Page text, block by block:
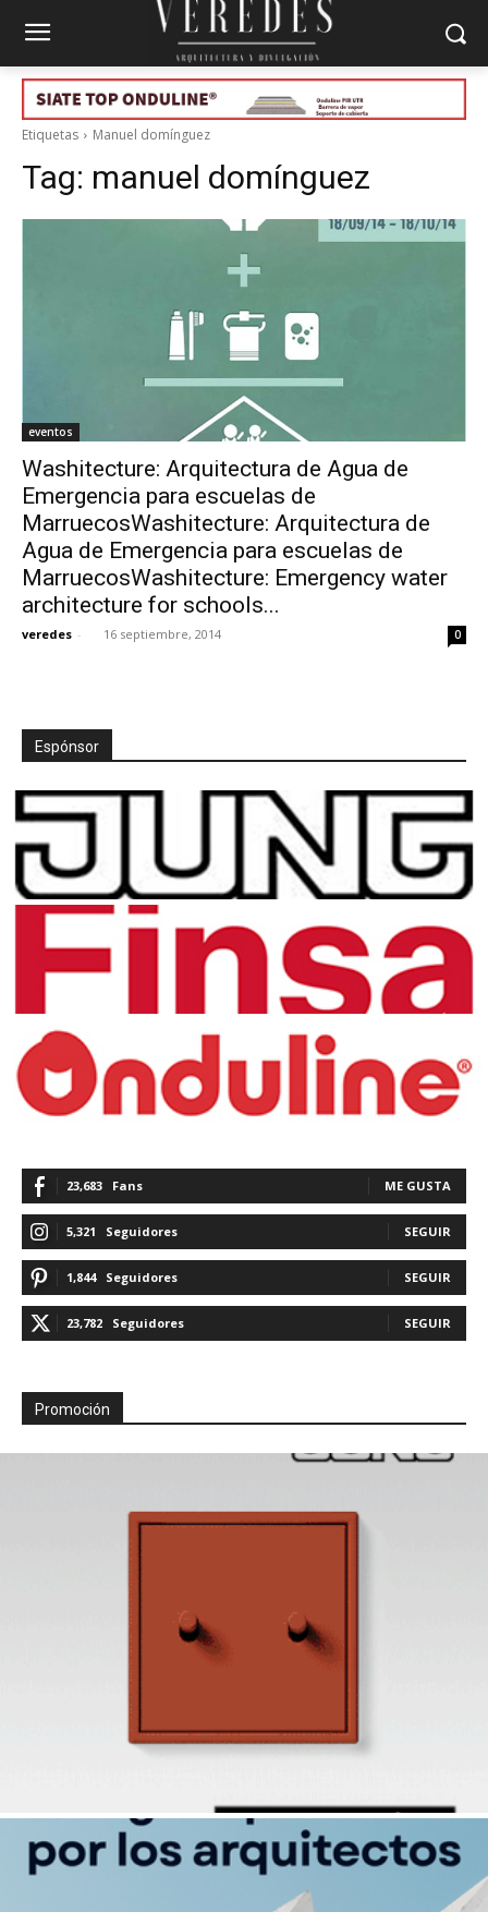
Etiquetas Manuel domínguez
Tag: manuel domínguez
eventos
Washitecture: Arquitectura de Agua de
Emergencia para escuelas de
MarruecosWashitecture: Arquitectura de
Agua de Emergencia para escuelas de
MarruecosWashitecture: Emergency water
architecture for schools...
veredes - 16 septiembre, 2014 0
Espónsor
23,683 Fans ME GUSTA
5,321 Seguidores SEGUIR
1,844 Seguidores SEGUIR
23,782 Seguidores SEGUIR
Promoción